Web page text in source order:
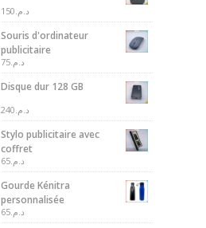
د.م. 150
Souris d'ordinateur
publicitaire
د.م. 75
Disque dur 128 GB
د.م. 240
Stylo publicitaire avec
coffret
د.م. 65
Gourde Kénitra
personnalisée
د.م. 65